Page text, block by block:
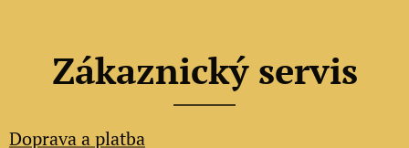
Zákaznický servis
Doprava a platba